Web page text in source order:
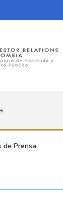
de Prensa